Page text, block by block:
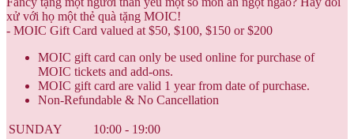
xử với họ một thẻ quà tặng MOIC!
- MOIC Gift Card valued at $50, $100, $150 or $200
MOIC gift card can only be used online for purchase of
MOIC tickets and add-ons.
MOIC gift card are valid 1 year from date of purchase.
Non-Refundable & No Cancellation
SUNDAY
10:00 - 19:00